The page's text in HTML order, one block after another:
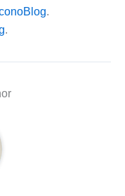
.
.